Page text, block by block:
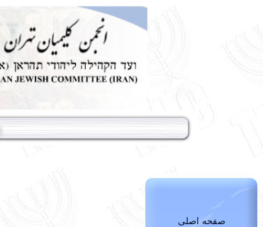
صفحه اصلی